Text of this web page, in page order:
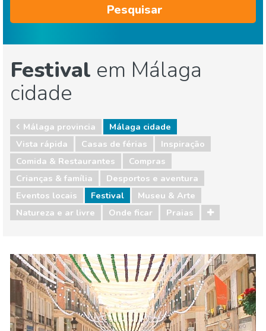
Pesquisar
Festival em Málaga
cidade
Málaga provincia
Málaga cidade
Vista rápida
Casas de férias
Inspiração
Comida & Restaurantes
Compras
Crianças & família
Desportos e aventura
Eventos locais
Festival
Museu & Arte
Natureza e ar livre
Onde ficar Praias
Comida & Restaurantes
Compras
Crianças & família
Desportos e aventura
Eventos locais
Museu & Arte
Natureza e ar livre
Onde ficar
Praias